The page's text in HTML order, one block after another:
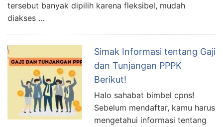
tersebut banyak dipilih karena fleksibel, mudah
diakses …
Simak Informasi tentang Gaji
dan Tunjangan PPPK
Berikut!
Halo sahabat bimbel cpns!
Sebelum mendaftar, kamu harus
mengetahui informasi tentang